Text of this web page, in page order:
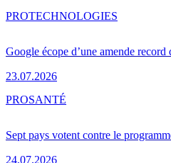
Google écope d’une amende
23.07.2026
PROTECHNOLOGIES
Sept pays votent contre le
24.07.2026
PROSANTÉ